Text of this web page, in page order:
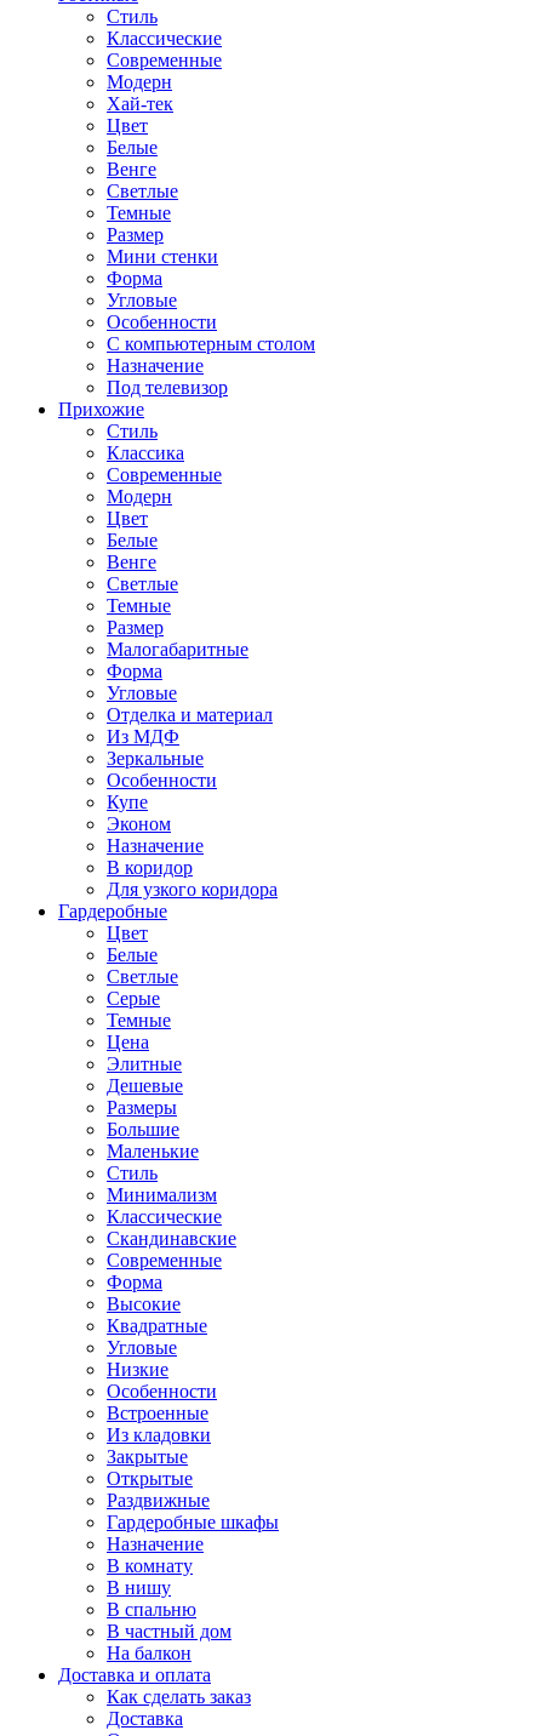
Стиль
Классические
Современные
Модерн
Хай-тек
Цвет
Белые
Венге
Светлые
Темные
Размер
Мини стенки
Форма
Угловые
Особенности
С компьютерным столом
Назначение
Под телевизор
Прихожие
Стиль
Классика
Современные
Модерн
Цвет
Белые
Венге
Светлые
Темные
Размер
Малогабаритные
Форма
Угловые
Отделка и материал
Из МДФ
Зеркальные
Особенности
Купе
Эконом
Назначение
В коридор
Для узкого коридора
Гардеробные
Цвет
Белые
Светлые
Серые
Темные
Цена
Элитные
Дешевые
Размеры
Большие
Маленькие
Стиль
Минимализм
Классические
Скандинавские
Современные
Форма
Высокие
Квадратные
Угловые
Низкие
Особенности
Встроенные
Из кладовки
Закрытые
Открытые
Раздвижные
Гардеробные шкафы
Назначение
В комнату
В нишу
В спальню
В частный дом
На балкон
Доставка и оплата
Как сделать заказ
Доставка